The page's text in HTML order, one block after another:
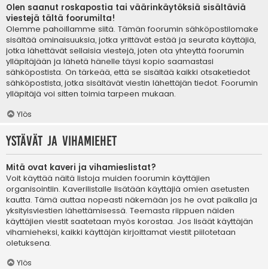
Olen saanut roskapostia tai väärinkäytöksiä sisältäviä
viestejä tältä foorumilta!
Olemme pahoillamme siitä. Tämän foorumin sähköpostilomake
sisältää ominaisuuksia, jotka yrittävät estää ja seurata käyttäjiä,
jotka lähettävät sellaisia viestejä, joten ota yhteyttä foorumin
ylläpitäjään ja lähetä hänelle täysi kopio saamastasi
sähköpostista. On tärkeää, että se sisältää kaikki otsaketiedot
sähköpostista, jotka sisältävät viestin lähettäjän tiedot. Foorumin
ylläpitäjä voi sitten toimia tarpeen mukaan.
Ylös
Ystävät ja vihamiehet
Mitä ovat kaveri ja vihamieslistat?
Voit käyttää näitä listoja muiden foorumin käyttäjien
organisointiin. Kaverilistalle lisätään käyttäjiä omien asetusten
kautta. Tämä auttaa nopeasti näkemään jos he ovat paikalla ja
yksityisviestien lähettämisessä. Teemasta riippuen näiden
käyttäjien viestit saatetaan myös korostaa. Jos lisäät käyttäjän
vihamieheksi, kaikki käyttäjän kirjoittamat viestit piilotetaan
oletuksena.
Ylös